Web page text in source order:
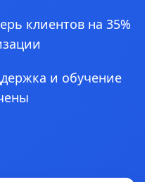
клиентов на 35%
и обучение